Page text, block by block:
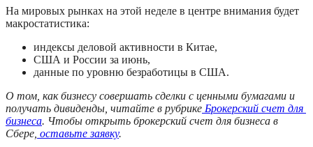
На мировых рынках на этой неделе в центре внимания будет
макростатистика:
индексы деловой активности в Китае,
США и России за июнь,
данные по уровню безработицы в США.
О том, как бизнесу совершать сделки с ценными бумагами и
получать дивиденды, читайте в рубрике Брокерский счет для
бизнеса. Чтобы открыть брокерский счет для бизнеса в
Сбере, оставьте заявку.